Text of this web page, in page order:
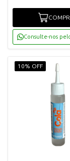
Consulte-nos
10% OFF